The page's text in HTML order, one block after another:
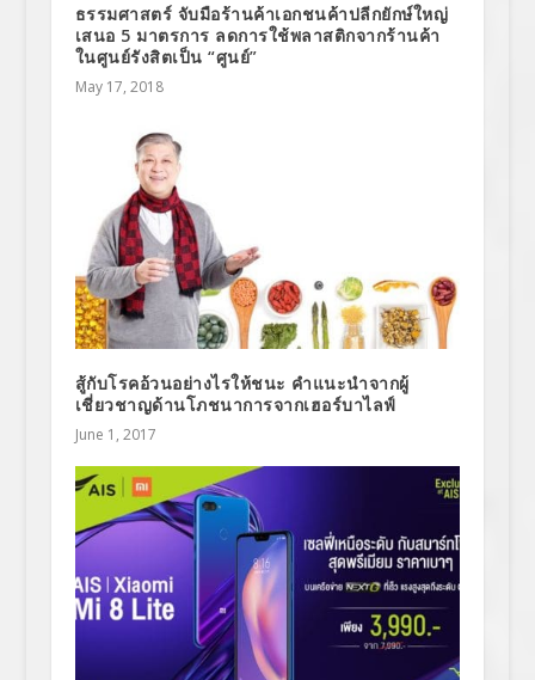
ธรรมศาสตร์ จับมือร้านค้าเอกชนค้าปลีกยักษ์ใหญ่
เสนอ 5 มาตรการ ลดการใช้พลาสติกจากร้านค้า
ในศูนย์รังสิตเป็น “ศูนย์”
May 17, 2018
สู้กับโรคอ้วนอย่างไรให้ชนะ คำแนะนำจากผู้
เชี่ยวชาญด้านโภชนาการจากเฮอร์บาไลฟ์
June 1, 2017